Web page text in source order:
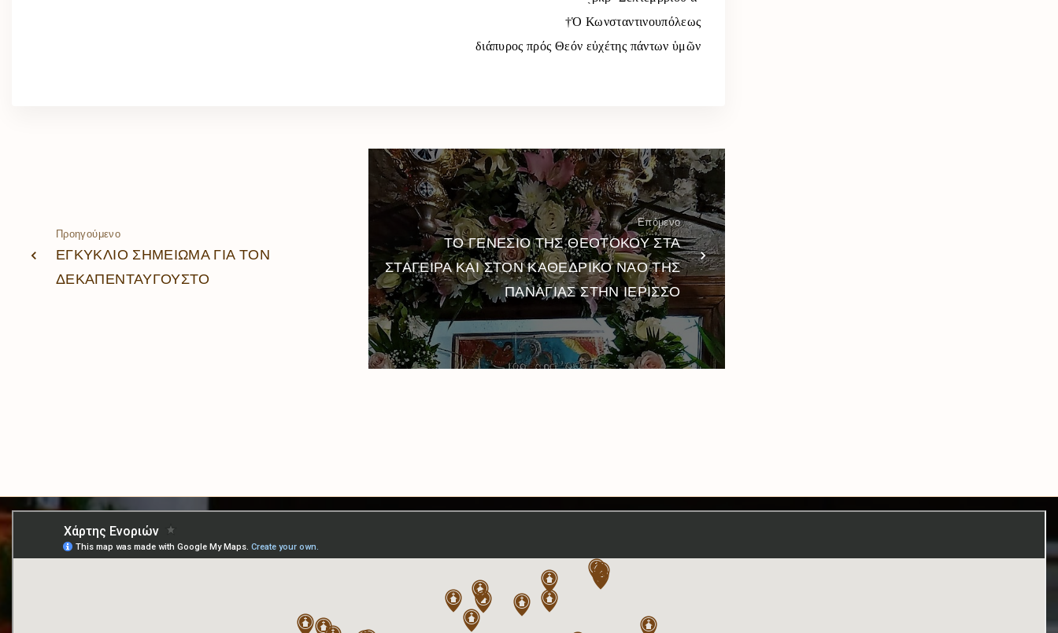
†Ὁ Κωνσταντινουπόλεως
διάπυρος πρός Θεόν εὐχέτης πάντων ὑμῶν
Προηγούμενο
ΕΓΚΥΚΛΙΟ ΣΗΜΕΙΩΜΑ ΓΙΑ ΤΟΝ
ΔΕΚΑΠΕΝΤΑΥΓΟΥΣΤΟ
Επόμενο
ΤΟ ΓΕΝΕΣΙΟ ΤΗΣ ΘΕΟΤΟΚΟΥ ΣΤΑ
ΣΤΑΓΕΙΡΑ ΚΑΙ ΣΤΟΝ ΚΑΘΕΔΡΙΚΟ ΝΑΟ ΤΗΣ
ΠΑΝΑΓΙΑΣ ΣΤΗΝ ΙΕΡΙΣΣΟ